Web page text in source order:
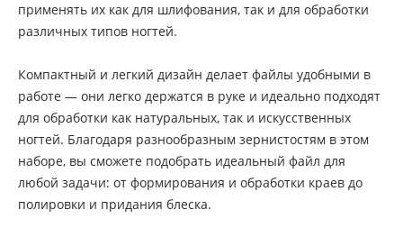
применять их как для шлифования, так и для обработки
различных типов ногтей.
Компактный и легкий дизайн делает файлы удобными в
работе — они легко держатся в руке и идеально подходят
для обработки как натуральных, так и искусственных
ногтей. Благодаря разнообразным зернистостям в этом
наборе, вы сможете подобрать идеальный файл для
любой задачи: от формирования и обработки краев до
полировки и придания блеска.